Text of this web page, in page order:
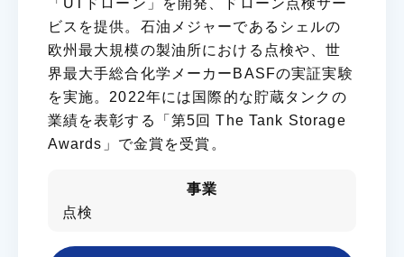
ビスを提供。石油メジャーであるシェルの
欧州最大規模の製油所における点検や、世
界最大手総合化学メーカーBASFの実証実験
を実施。2022年には国際的な貯蔵タンクの
業績を表彰する「第5回 The Tank Storage
Awards」で金賞を受賞。
事業
点検